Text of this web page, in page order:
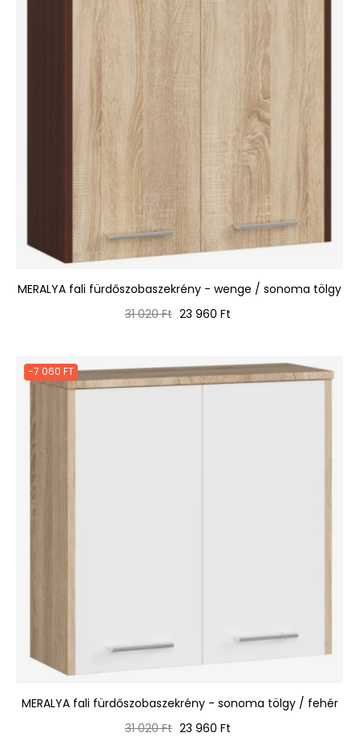
MERALYA fali fürdőszobaszekrény - wenge / sonoma tölgy
Normál
31 020 Ft Ár
23 960 Ft
-7 060 FT
MERALYA fali fürdőszobaszekrény - sonoma tölgy / fehér
Normál
31 020 Ft Ár
23 960 Ft